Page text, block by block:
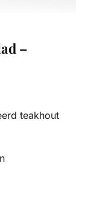
–
teakhout